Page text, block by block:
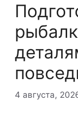
4 августа,